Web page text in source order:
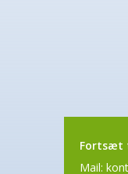
Fortsæt
Mail: